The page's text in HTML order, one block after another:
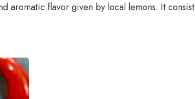
aromatic flavor given by local lemons. It